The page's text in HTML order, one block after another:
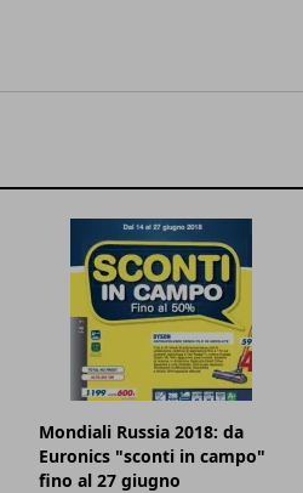
Mondiali Russia 2018: da
Euronics "sconti in campo"
fino al 27 giugno